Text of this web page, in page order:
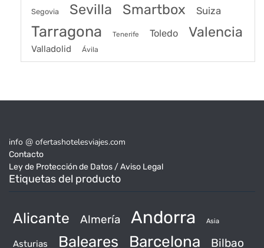
Segovia Sevilla Smartbox Suiza
Tarragona Tenerife Toledo Valencia
Valladolid Ávila
info @ ofertashotelesviajes.com
Contacto
Ley de Protección de Datos / Aviso Legal
Etiquetas del producto
Alicante Almería Andorra Asia
Asturias Baleares Barcelona Bilbao